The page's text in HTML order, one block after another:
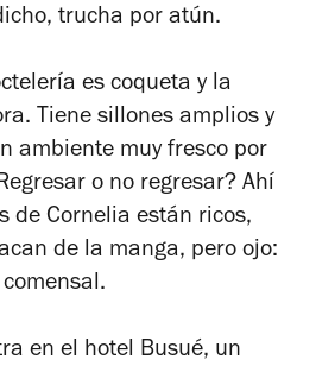
trucha por atún.
es coqueta y la
Tiene sillones amplios y
ambiente muy fresco por
o no regresar? Ahí
de Cornelia están ricos,
de la manga, pero ojo:
en el hotel Busué, un